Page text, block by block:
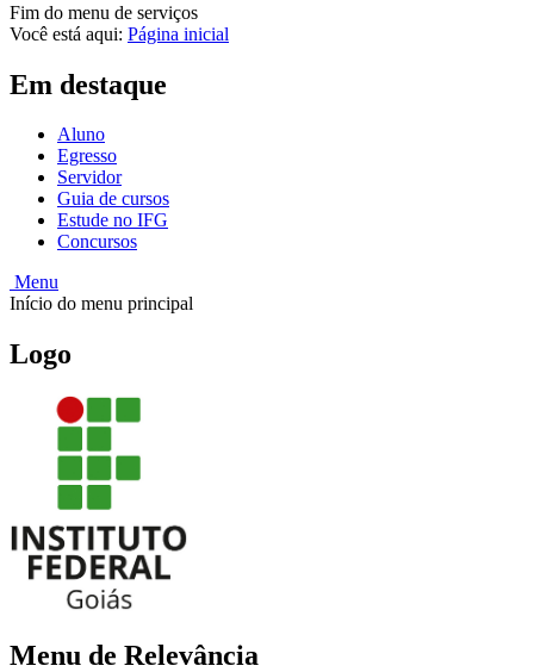
Fim do menu de serviços
Você está aqui: Página inicial
Em destaque
Aluno
Egresso
Servidor
Guia de cursos
Estude no IFG
Concursos
Menu
Início do menu principal
Logo
Menu de Relevância